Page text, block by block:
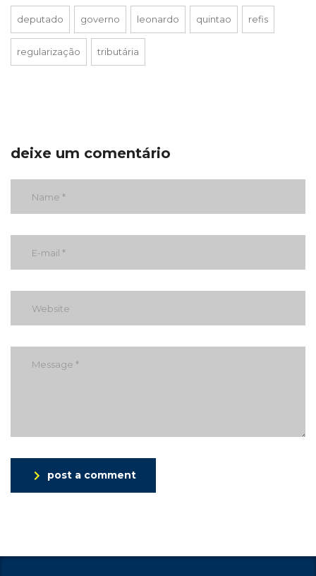
deputado governo leonardo quintao refis
regularização tributária
deixe um comentário
post a comment